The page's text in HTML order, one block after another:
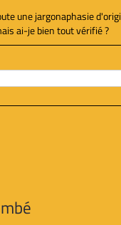
une jargonaphasie
ai-je bien tout vérifié ?